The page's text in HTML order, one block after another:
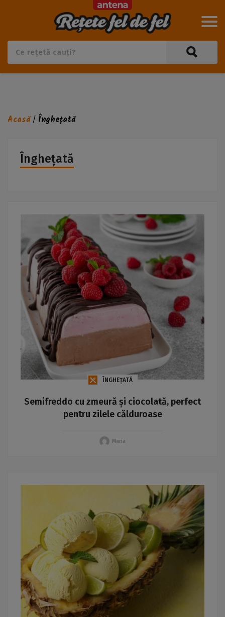
Acasă/ Înghețată
Înghețată
ÎNGHEȚATĂ
Semifreddo cu zmeură și ciocolată, perfect
pentru zilele călduroase
Maria